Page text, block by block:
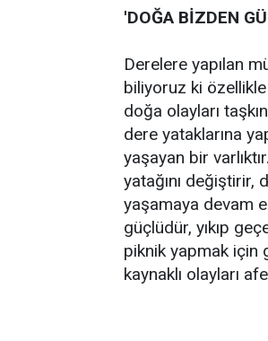
'DOĞA BİZDEN
Derelere yapılan
biliyoruz ki
doğa olayları
dere yataklarına
yaşayan bir
yatağını
yaşamaya devam
güçlüdür, yıkıp
piknik yapmak için
kaynaklı olayları